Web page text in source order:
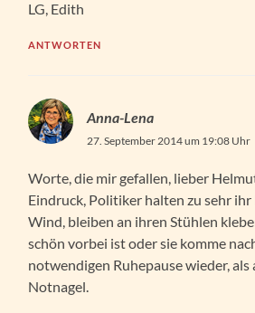
LG, Edith
ANTWORTEN
Anna-Lena
27. September 2014 um 19:08 Uhr
Worte, die mir gefallen, lieber
Eindruck, Politiker halten zu sehr ihr
Wind, bleiben an ihren Stühlen
schön vorbei ist oder sie komme
notwendigen Ruhepause wieder,
Notnagel.